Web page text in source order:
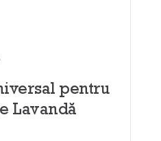
pentru
Lavandă